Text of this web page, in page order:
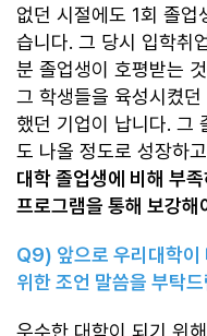
없던 시절에도 1회 졸업
습니다. 그 당시 입학취
분 졸업생이 호평받는
그 학생들을 육성시켰
했던 기업이 납니다. 그
도 나올 정도로 성장하
대학 졸업생에 비해 부
프로그램을 통해 보강해
Q9) 앞으로 우리대학
위한 조언 말씀을 부탁
우수한 대학이 되기 위